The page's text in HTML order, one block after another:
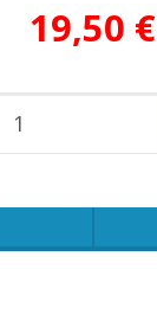
19,50 €